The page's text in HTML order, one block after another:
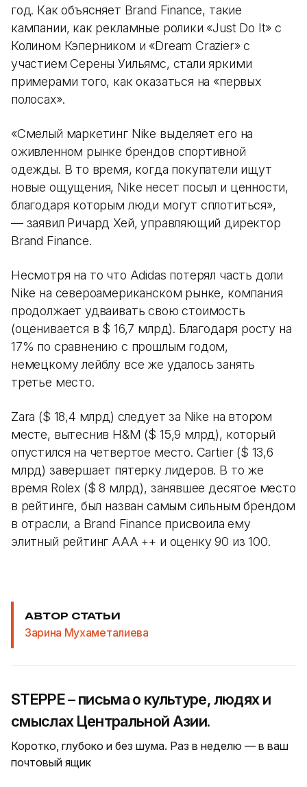
год. Как объясняет Brand Finance, такие
кампании, как рекламные ролики «Just Do It» с
Колином Кэперником и «Dream Crazier» с
участием Серены Уильямс, стали яркими
примерами того, как оказаться на «первых
полосах».
«Смелый маркетинг Nike выделяет его на
оживленном рынке брендов спортивной
одежды. В то время, когда покупатели ищут
новые ощущения, Nike несет посыл и ценности,
благодаря которым люди могут сплотиться»,
— заявил Ричард Хей, управляющий директор
Brand Finance.
Несмотря на то что Adidas потерял часть доли
Nike на североамериканском рынке, компания
продолжает удваивать свою стоимость
(оценивается в $ 16,7 млрд). Благодаря росту на
17% по сравнению с прошлым годом,
немецкому лейблу все же удалось занять
третье место.
Zara ($ 18,4 млрд) следует за Nike на втором
месте, вытеснив H&M ($ 15,9 млрд), который
опустился на четвертое место. Cartier ($ 13,6
млрд) завершает пятерку лидеров. В то же
время Rolex ($ 8 млрд), занявшее десятое место
в рейтинге, был назван самым сильным брендом
в отрасли, а Brand Finance присвоила ему
элитный рейтинг AAA ++ и оценку 90 из 100.
АВТОР СТАТЬИ
Зарина Мухаметалиева
STEPPE – письма о культуре, людях и
смыслах Центральной Азии.
Коротко, глубоко и без шума. Раз в неделю — в ваш
почтовый ящик